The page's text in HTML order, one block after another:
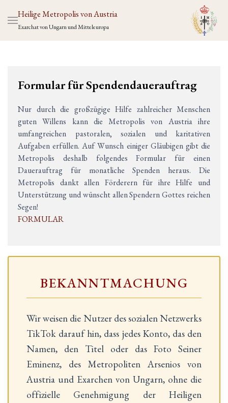
Heilige Metropolis von Austria
Exarchat von Ungarn und Mitteleuropa
Formular für Spendendauerauftrag
Nur durch die großzügige Hilfe zahlreicher Menschen
guten Willens kann die Metropolis von Austria ihre
umfangreichen pastoralen, sozialen und karitativen
Aufgaben erfüllen. Auf Wunsch einiger Gläubigen gibt die
Metropolis deshalb folgendes Formular für einen
Dauerauftrag für monatliche Spenden heraus. Die
Metropolis dankt allen Förderern für ihre Hilfe und
Unterstützung und wünscht allen Spendern Gottes reichen
Segen!
FORMULAR
BEKANNTMACHUNG
Wir weisen die Nutzer des sozialen Netzwerks
TikTok darauf hin, dass jedes Konto, das den
Namen, den Titel oder das Foto Seiner
Eminenz, des Metropoliten Arsenios von
Austria und Exarchen von Ungarn, ohne die
offizielle Genehmigung der Heiligen